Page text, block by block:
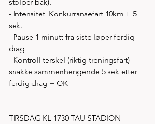
stolper bak).
- Intensitet: Konkurransefart 10km + 5
sek.
- Pause 1 minutt fra siste løper ferdig
drag
- Kontroll terskel (riktig treningsfart) -
snakke sammenhengende 5 sek etter
ferdig drag = OK
TIRSDAG KL 1730 TAU STADION -